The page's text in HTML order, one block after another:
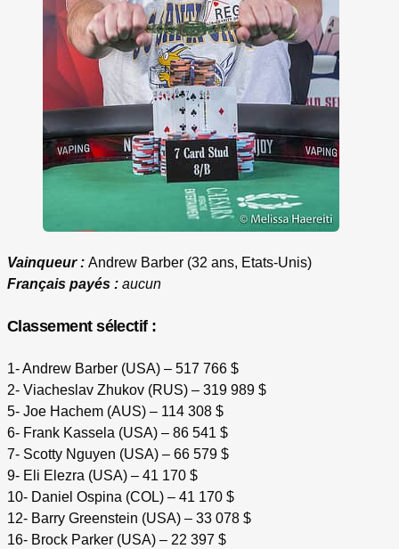
Vainqueur : Andrew Barber (32 ans, Etats-Unis)
Français payés : aucun
Classement sélectif :
1- Andrew Barber (USA) – 517 766 $
2- Viacheslav Zhukov (RUS) – 319 989 $
5- Joe Hachem (AUS) – 114 308 $
6- Frank Kassela (USA) – 86 541 $
7- Scotty Nguyen (USA) – 66 579 $
9- Eli Elezra (USA) – 41 170 $
10- Daniel Ospina (COL) – 41 170 $
12- Barry Greenstein (USA) – 33 078 $
16- Brock Parker (USA) – 22 397 $